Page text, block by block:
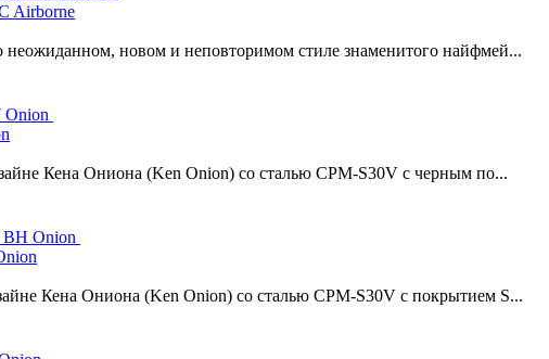
Airborne
неожиданном, новом и неповторимом стиле знаменитого найфмей...
Кена Ониона (Ken Onion) со сталью CPM-S30V с черным по...
Кена Ониона (Ken Onion) со сталью CPM-S30V с покрытием S...